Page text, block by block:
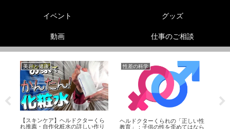
イベント グッズ
動画 仕事のご相談
美容と健康
【スキンケア】ヘルドクターくら
れ推薦・自作化粧水の詳しい作り
性差の科学
ヘルドクターくられの「正しい性
教育」：子供の性を歪めてはなら